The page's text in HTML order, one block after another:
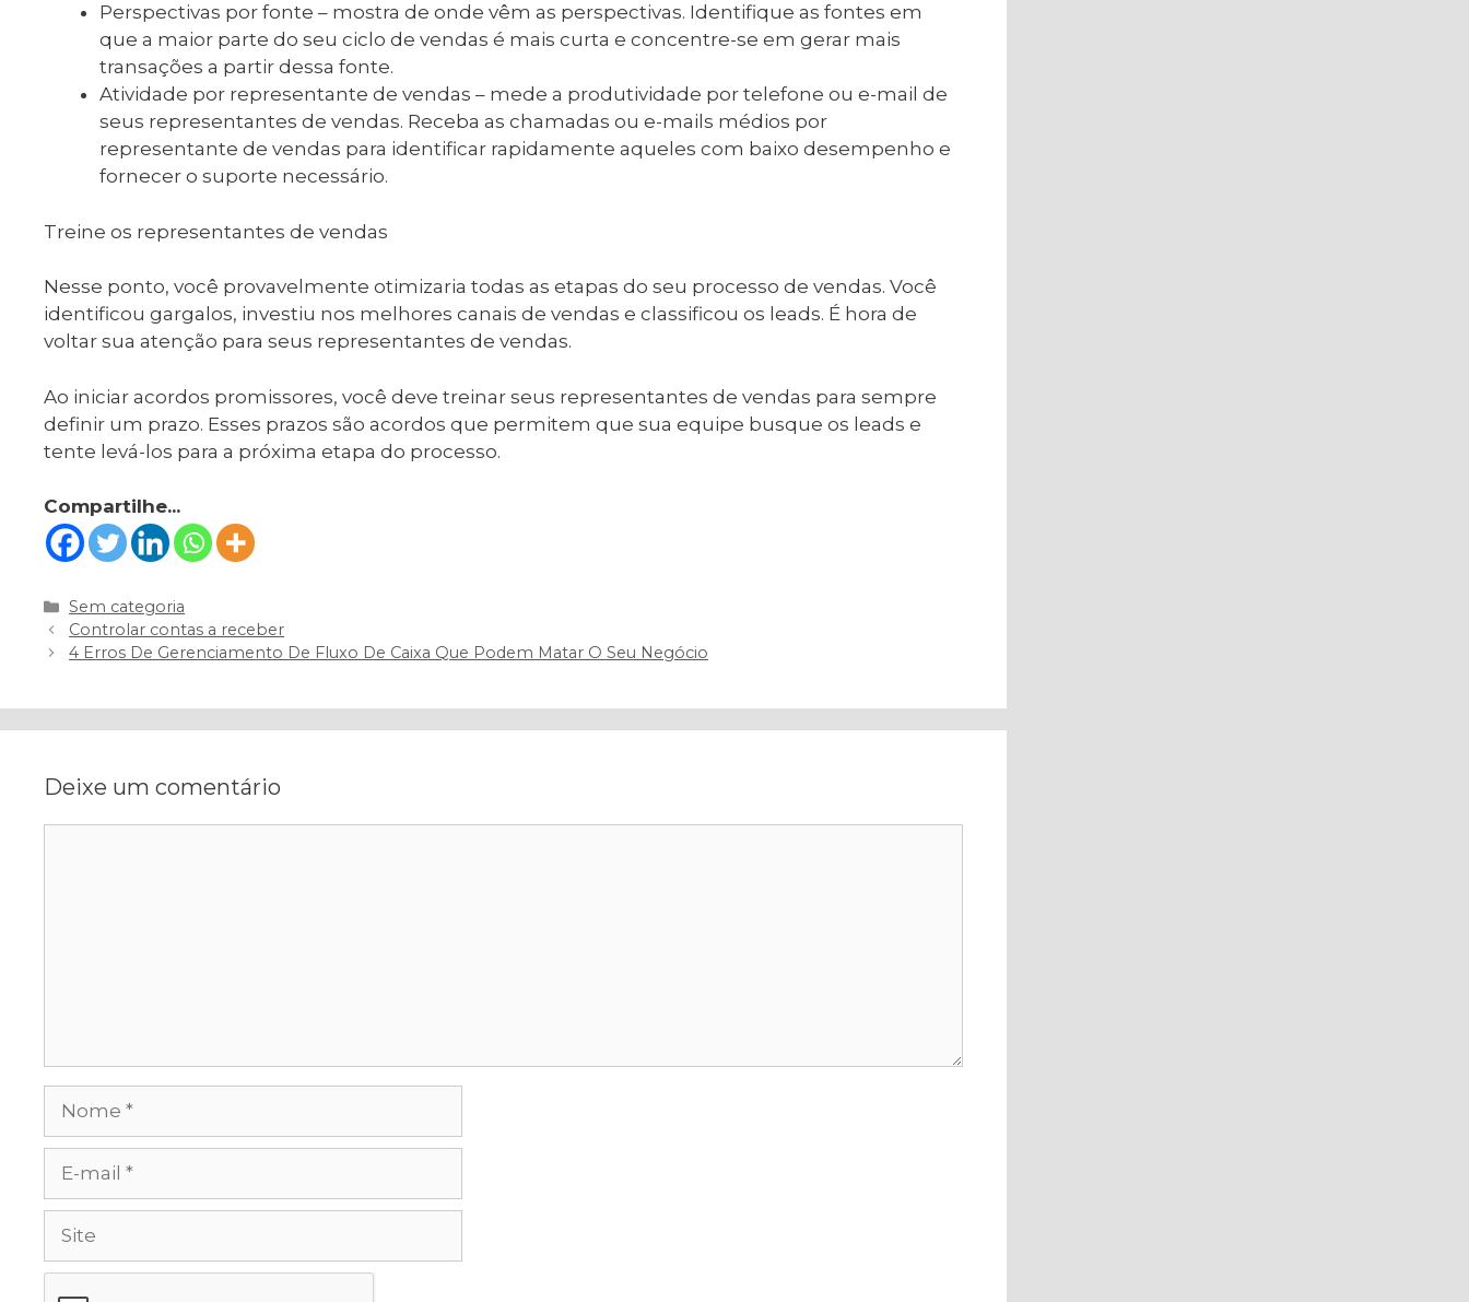
Perspectivas por fonte – mostra de onde vêm as perspectivas. Identifique as fontes em
que a maior parte do seu ciclo de vendas é mais curta e concentre-se em gerar mais
transações a partir dessa fonte.
Atividade por representante de vendas – mede a produtividade por telefone ou e-mail de
seus representantes de vendas. Receba as chamadas ou e-mails médios por
representante de vendas para identificar rapidamente aqueles com baixo desempenho e
fornecer o suporte necessário.
Treine os representantes de vendas
Nesse ponto, você provavelmente otimizaria todas as etapas do seu processo de vendas. Você
identificou gargalos, investiu nos melhores canais de vendas e classificou os leads. É hora de
voltar sua atenção para seus representantes de vendas.
Ao iniciar acordos promissores, você deve treinar seus representantes de vendas para sempre
definir um prazo. Esses prazos são acordos que permitem que sua equipe busque os leads e
tente levá-los para a próxima etapa do processo.
Compartilhe...
Categorias
Sem categoria
Navegação
de
Controlar contas a receber
4 Erros De Gerenciamento De Fluxo De Caixa Que Podem Matar O Seu Negócio
Deixe um comentário
Site